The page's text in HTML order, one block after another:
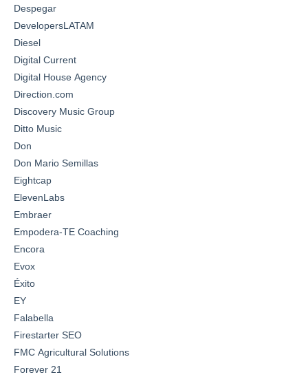
Despegar
DevelopersLATAM
Diesel
Digital Current
Digital House Agency
Direction.com
Discovery Music Group
Ditto Music
Don
Don Mario Semillas
Eightcap
ElevenLabs
Embraer
Empodera-TE Coaching
Encora
Evox
Éxito
EY
Falabella
Firestarter SEO
FMC Agricultural Solutions
Forever 21